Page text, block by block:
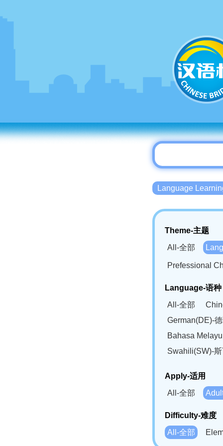
Language
Theme-主题
All-全部
Prefessional
Language-语种
All-全部
German(DE)-
Bahasa
Swahili(SW)-
Apply-适用
All-全部
Difficulty-难度
All-全部